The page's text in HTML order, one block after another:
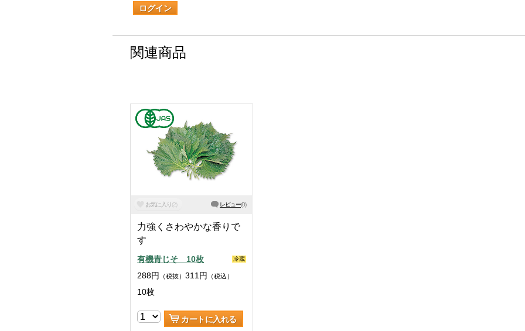
ログイン
関連商品
お気に入り(2) レビュー(0)
力強くさわやかな香りで
す
有機青じそ 10枚 冷蔵
288円 （税抜） 311 円 （税込）
10枚
カートに入れる